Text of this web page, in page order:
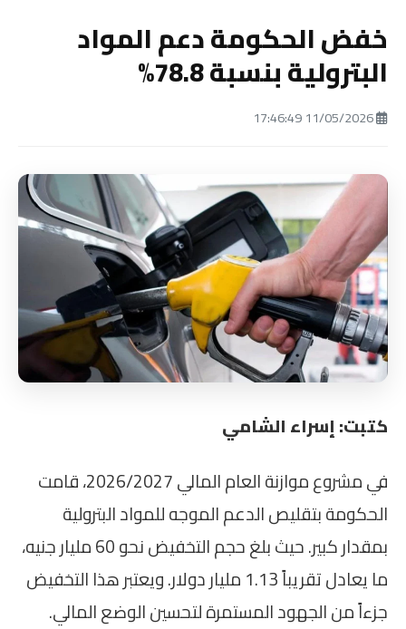
خفض الحكومة دعم المواد
البترولية بنسبة 78.8%
كتبت: إسراء الشامي
في مشروع موازنة العام المالي 2026/2027، قامت
الحكومة بتقليص الدعم الموجه للمواد البترولية
بمقدار كبير. حيث بلغ حجم التخفيض نحو 60 مليار جنيه،
ما يعادل تقريباً 1.13 مليار دولار. ويعتبر هذا التخفيض
جزءاً من الجهود المستمرة لتحسين الوضع المالي.